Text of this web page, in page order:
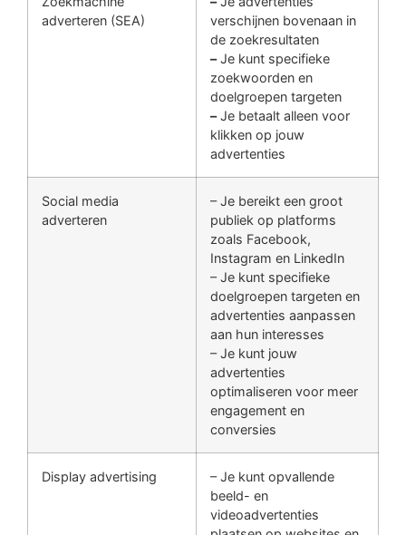
adverteren (SEA)
verschijnen bovenaan in
de zoekresultaten
–Je kunt specifieke
zoekwoorden en
doelgroepen targeten
–Je betaalt alleen voor
klikken op jouw
advertenties
Social media
adverteren
– Je bereikt een groot
publiek op platforms
zoals Facebook,
Instagram en LinkedIn
– Je kunt specifieke
doelgroepen targeten en
advertenties aanpassen
aan hun interesses
– Je kunt jouw
advertenties
optimaliseren voor meer
engagement en
conversies
Display advertising
– Je kunt opvallende
beeld- en
videoadvertenties